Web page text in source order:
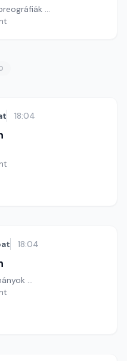
...
18:04
18:04
...